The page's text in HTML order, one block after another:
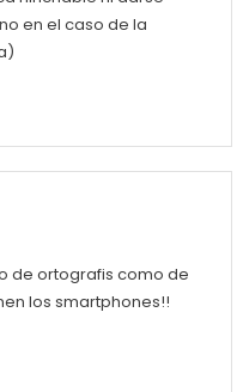
en el caso de la
de ortografis como de
los smartphones!!